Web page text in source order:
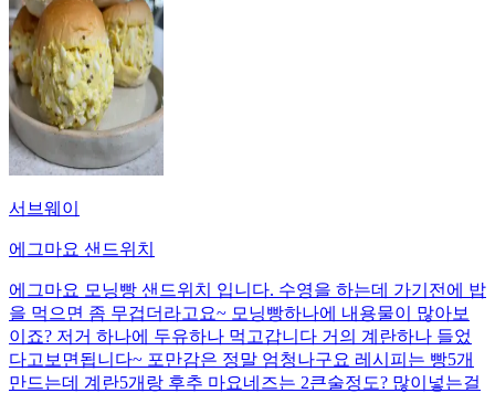
서브웨이
에그마요 샌드위치
에그마요 모닝빵 샌드위치 입니다. 수영을 하는데 가기전에 밥
을 먹으면 좀 무겁더라고요~ 모닝빵하나에 내용물이 많아보
이죠? 저거 하나에 두유하나 먹고갑니다 거의 계란하나 들었
다고보면됩니다~ 포만감은 정말 엄청나구요 레시피는 빵5개
만드는데 계란5개랑 후추 마요네즈는 2큰술정도? 많이넣는걸